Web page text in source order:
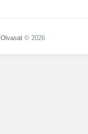
Olvasat © 2026